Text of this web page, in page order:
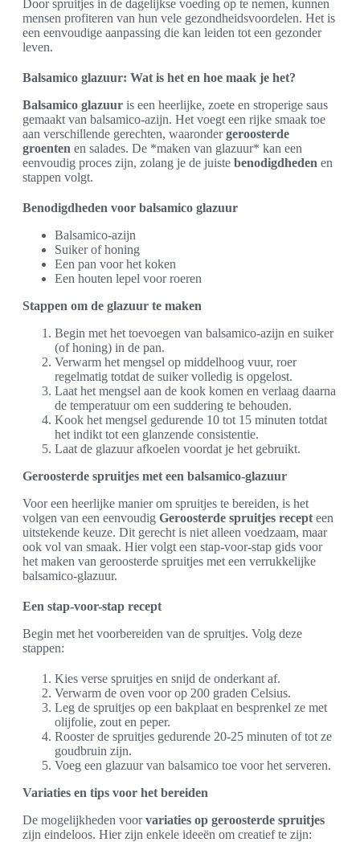
Door spruitjes in de dagelijkse voeding op te nemen, kunnen
mensen profiteren van hun vele gezondheidsvoordelen. Het is
een eenvoudige aanpassing die kan leiden tot een gezonder
leven.
Balsamico glazuur: Wat is het en hoe maak je het?
Balsamico glazuur is een heerlijke, zoete en stroperige saus
gemaakt van balsamico-azijn. Het voegt een rijke smaak toe
aan verschillende gerechten, waarondergeroosterde
groenten en salades. De *maken van glazuur* kan een
eenvoudig proces zijn, zolang je de juiste benodigdheden en
stappen volgt.
Benodigdheden voor balsamico glazuur
Balsamico-azijn
Suiker of honing
Een pan voor het koken
Een houten lepel voor roeren
Stappen om de glazuur te maken
Begin met het toevoegen van balsamico-azijn en suiker
(of honing) in de pan.
Verwarm het mengsel op middelhoog vuur, roer
regelmatig totdat de suiker volledig is opgelost.
Laat het mengsel aan de kook komen en verlaag daarna
de temperatuur om een suddering te behouden.
Kook het mengsel gedurende 10 tot 15 minuten totdat
het indikt tot een glanzende consistentie.
Laat de glazuur afkoelen voordat je het gebruikt.
Geroosterde spruitjes met een balsamico-glazuur
Voor een heerlijke manier om spruitjes te bereiden, is het
volgen van een eenvoudig Geroosterde spruitjes recept een
uitstekende keuze. Dit gerecht is niet alleen voedzaam, maar
ook vol van smaak. Hier volgt een stap-voor-stap gids voor
het maken van geroosterde spruitjes met een verrukkelijke
balsamico-glazuur.
Een stap-voor-stap recept
Begin met het voorbereiden van de spruitjes. Volg deze
stappen:
Kies verse spruitjes en snijd de onderkant af.
Verwarm de oven voor op 200 graden Celsius.
Leg de spruitjes op een bakplaat en besprenkel ze met
olijfolie, zout en peper.
Rooster de spruitjes gedurende 20-25 minuten of tot ze
goudbruin zijn.
Voeg een glazuur van balsamico toe voor het serveren.
Variaties en tips voor het bereiden
De mogelijkheden voorvariaties op geroosterde spruitjes
zijn eindeloos. Hier zijn enkele ideeën om creatief te zijn: